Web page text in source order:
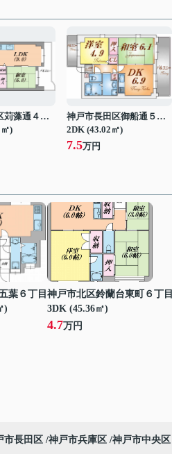
神戸市長田区苅藻通４丁目
)
神戸市長田区御船通５丁目
2DK (43.02㎡)
7.5万円
葉６丁目
)
神戸市北区鈴蘭台東町６丁目
3DK (45.36㎡)
4.7万円
市長田区 神戸市兵庫区 神戸市中央区